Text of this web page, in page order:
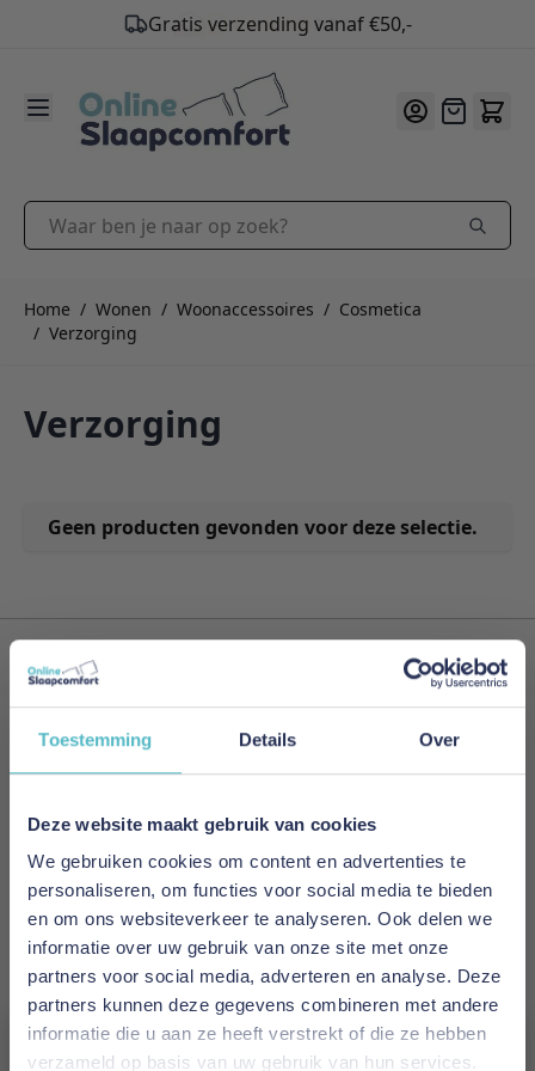
Toestemming Details Over
Deze website maakt gebruik van cookies
We gebruiken cookies om content en advertenties te
personaliseren, om functies voor social media te bieden
en om ons websiteverkeer te analyseren. Ook delen we
informatie over uw gebruik van onze site met onze
partners voor social media, adverteren en analyse. Deze
partners kunnen deze gegevens combineren met andere
informatie die u aan ze heeft verstrekt of die ze hebben
verzameld op basis van uw gebruik van hun services.
9.2/10
Offerte
Waar ben je naar op zoek?
Home / Wonen / Woonaccessoires / Cosmetica
/ Verzorging
Verzorging
Geen producten gevonden voor deze selectie.
Gratis verzending vanaf €50,-
Schrijf je in voor onze nieuwsbrief!
en ontvang als eerste de nieuwste artikelen.
E-mailadres
Inschrijven
This form is protected by reCAPTCHA - the Google Privacy
and Terms of Service apply.